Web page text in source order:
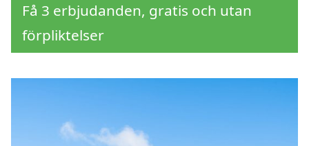
Få 3 erbjudanden, gratis och utan
förpliktelser